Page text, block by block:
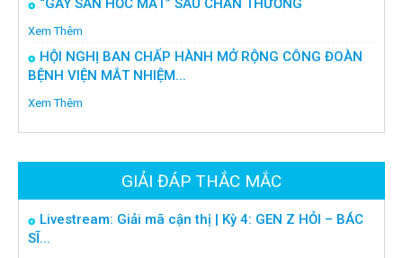
“GÃY SÀN HỐC MẮT” SAU CHẤN THƯƠNG
Xem Thêm
HỘI NGHỊ BAN CHẤP HÀNH MỞ RỘNG CÔNG ĐOÀN
BỆNH VIỆN MẮT NHIỆM...
Xem Thêm
GIẢI ĐÁP THẮC MẮC
Livestream: Giải mã cận thị | Kỳ 4: GEN Z HỎI – BÁC
SĨ...